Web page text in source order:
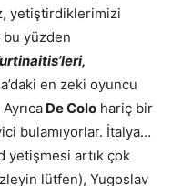
yetiştirdiklerimizi
yüzden
leri,
en zeki oyuncu
Ayrıca De Colo hariç bir
bulamıyorlar. İtalya…
yetişmesi artık çok
lütfen), Yugoslav